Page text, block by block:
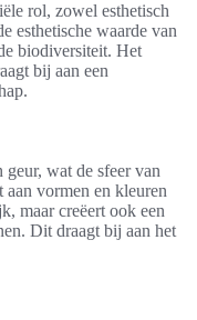
rol, zowel esthetisch
esthetische waarde van
biodiversiteit. Het
bij aan een
wat de sfeer van
vormen en kleuren
maar creëert ook een
Dit draagt bij aan het